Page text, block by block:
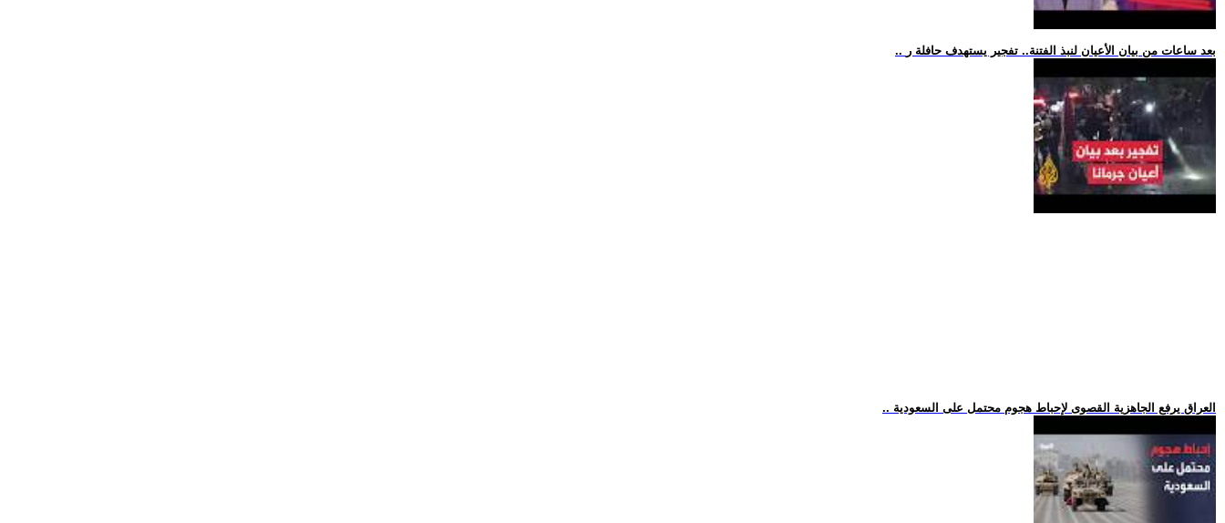
.. بعد ساعات من بيان الأعيان لنبذ الفتنة.. تفجير يستهدف حافلة ر
.. العراق يرفع الجاهزية القصوى لإحباط هجوم محتمل على السعودية